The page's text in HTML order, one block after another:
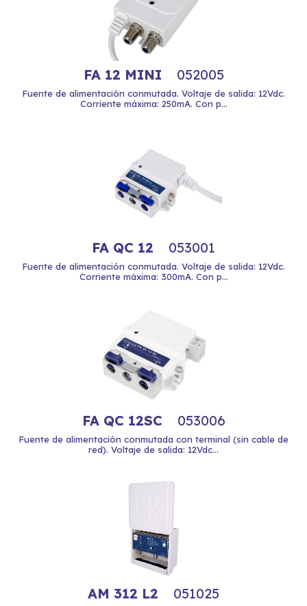
FA 12 MINI 052005
Fuente de alimentación conmutada. Voltaje de salida: 12Vdc.
Corriente máxima: 250mA. Con p...
FA QC 12 053001
Fuente de alimentación conmutada. Voltaje de salida: 12Vdc.
Corriente máxima: 300mA. Con p...
FA QC 12SC 053006
Fuente de alimentación conmutada con terminal (sin cable de
red). Voltaje de salida: 12Vdc...
AM 312 L2 051025